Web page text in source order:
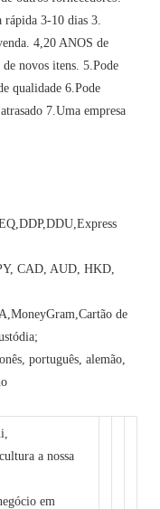
3-10 dias 3.
4,20 ANOS de
novos itens. 5.Pode
qualidade 6.Pode
7.Uma empresa
CAD, AUD, HKD,
de
português, alemão,
a nossa
em